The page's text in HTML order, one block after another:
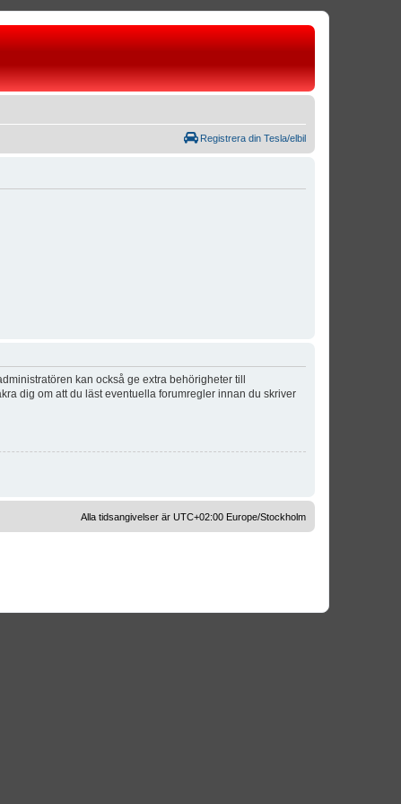
Registrera din Tesla/elbil
kan också ge extra behörigheter till
dig om att du läst eventuella forumregler innan du skriver
Alla tidsangivelser är UTC+02:00 Europe/Stockholm